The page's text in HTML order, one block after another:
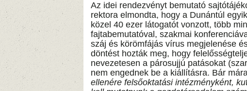
Az idei rendezvényt bemutató
rektora elmondta, hogy a Dunántúl
közel 40 ezer látogatót vonzott, több
fajtabemutatóval, szakmai
száj és körömfájás vírus megjelenése
döntést hozták meg, hogy
nevezetesen a párosujjú patásokat
nem engednek be a kiállításra. Bár
ellenére felsőoktatási intézményként,